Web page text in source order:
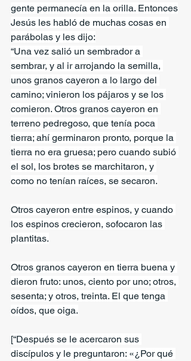
gente permanecía en la orilla. Entonces
Jesús les habló de muchas cosas en
parábolas y les dijo:
“Una vez salió un sembrador a
sembrar, y al ir arrojando la semilla,
unos granos cayeron a lo largo del
camino; vinieron los pájaros y se los
comieron. Otros granos cayeron en
terreno pedregoso, que tenía poca
tierra; ahí germinaron pronto, porque la
tierra no era gruesa; pero cuando subió
el sol, los brotes se marchitaron, y
como no tenían raíces, se secaron.
Otros cayeron entre espinos, y cuando
los espinos crecieron, sofocaron las
plantitas.
Otros granos cayeron en tierra buena y
dieron fruto: unos, ciento por uno; otros,
sesenta; y otros, treinta. El que tenga
oídos, que oiga.
[“Después se le acercaron sus
discípulos y le preguntaron: «¿Por qué